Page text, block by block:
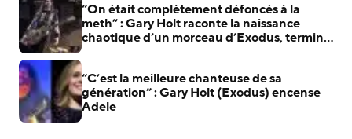
“On était complètement défoncés à la
meth” : Gary Holt raconte la naissance
chaotique d’un morceau d’Exodus, terminé
“C’est la meilleure chanteuse de sa
génération” : Gary Holt (Exodus) encense
Adele